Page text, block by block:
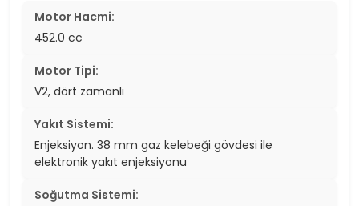
Motor Hacmi:
452.0 cc
Motor Tipi:
V2, dört zamanlı
Yakıt Sistemi:
Enjeksiyon. 38 mm gaz kelebeği gövdesi ile
elektronik yakıt enjeksiyonu
Soğutma Sistemi: